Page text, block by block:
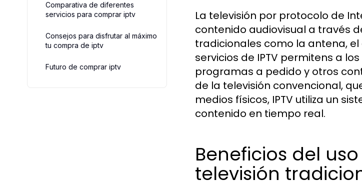
Comparativa de diferentes
servicios para comprar iptv
Consejos para disfrutar al máximo
tu compra de iptv
Futuro de comprar iptv
La televisión por protocolo de
contenido audiovisual a través
tradicionales como la antena,
servicios de IPTV permitens a
programas a pedido y otros
de la televisión convencional,
medios físicos, IPTV utiliza un
contenido en tiempo real.
Beneficios del
televisión